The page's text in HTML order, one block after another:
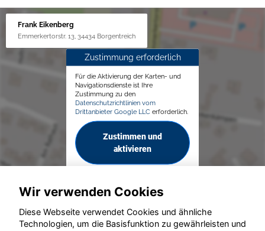
Frank Eikenberg
Emmerkertorstr. 13, 34434 Borgentreich
Zustimmung erforderlich
Für die Aktivierung der Karten- und
Navigationsdienste ist Ihre
Zustimmung zu den
Datenschutzrichtlinien vom
Drittanbieter Google LLC erforderlich.
Zustimmen und
aktivieren
Wir verwenden Cookies
Diese Webseite verwendet Cookies und ähnliche
Technologien, um die Basisfunktion zu gewährleisten und